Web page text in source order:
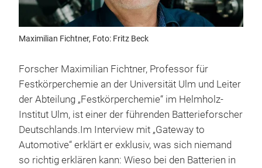
Maximilian Fichtner, Foto: Fritz Beck
Forscher Maximilian Fichtner, Professor für
Festkörperchemie an der Universität Ulm und Leiter
der Abteilung „Festkörperchemie“ im Helmholz-
Institut Ulm, ist einer der führenden Batterieforscher
Deutschlands.Im Interview mit „Gateway to
Automotive“ erklärt er exklusiv, was sich niemand
so richtig erklären kann: Wieso bei den Batterien in